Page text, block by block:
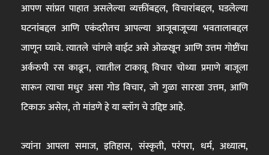
आपण सांप्रत पाहात असलेल्या व्यक्तींबद्दल, विचारांबद्दल, घडलेल्या
घटनांबद्दल आणि एकंदरीतच आपल्या आजूबाजूच्या भवतालाबद्दल
जाणून घ्यावे. त्यातले चांगले वाईट असे ओळखून आणि उत्तम गोष्टींचा
अर्करुपी रस काढून, त्यातील टाकावू विचार चोथ्या प्रमाणे बाजूला
सारून त्याचा मधुर असा गोड विचार, जो गुळा सारखा उत्तम, आणि
टिकाऊ असेल, तो मांडणे हे या ब्लॉग चे उद्दिष्ट आहे.
ज्यांना आपला समाज, इतिहास, संस्कृती, परंपरा, धर्म, अध्यात्म,